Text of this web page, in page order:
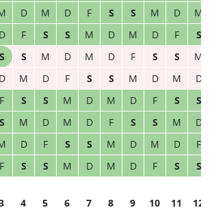
D M D F S S M D
M
D F S S M D M D F
S
S S M D M D F S S
M
D M D F S S M D M
D
F S S M D M D F S
S
S M D M D F S S M
D
D F S S M D M D
F
F S S M D M D F S S
4 5 6 7 8 9 10 11
12